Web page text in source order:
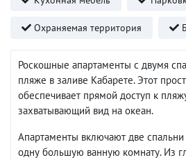
Охраняемая территория
Роскошные апартаменты с двумя
пляже в заливе Кабарете. Этот
обеспечивает прямой доступ к
захватывающий вид на океан.
Апартаменты включают две
одну большую ванную комнату. Из